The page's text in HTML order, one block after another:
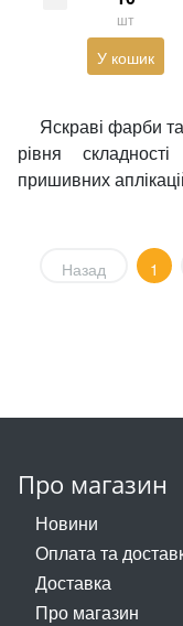
шт
У кошик
Яскраві фарби
рівня
пришивних
Назад 1
Про магазин
Новини
Оплата та
Доставка
Про магазин